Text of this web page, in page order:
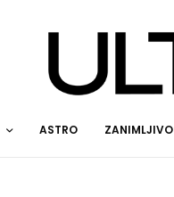
ASTRO ZANIMLJIVO